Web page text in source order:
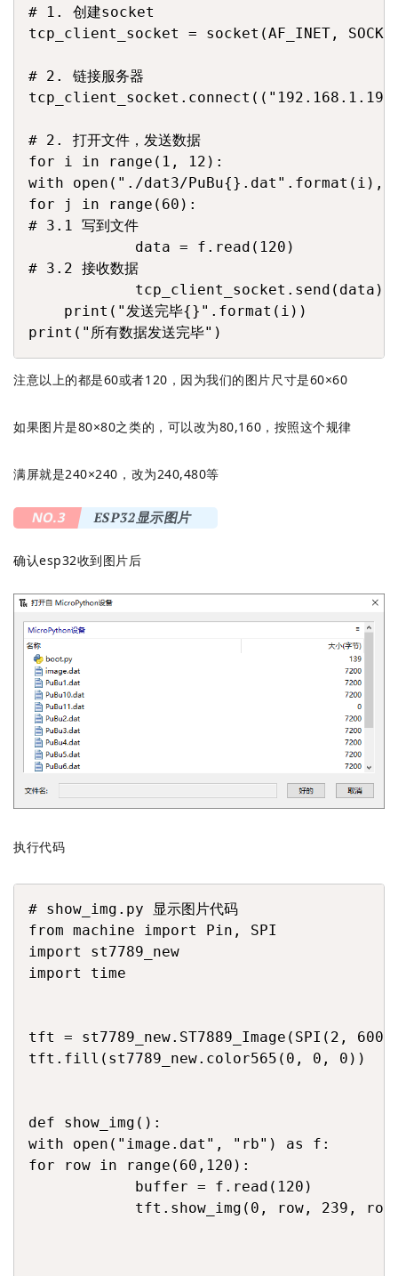
# 1. 创建socket
tcp_client_socket = socket(AF_INET,
# 2. 链接服务器
tcp_client_socket.connect(("192.168.1.192",
# 2. 打开文件，发送数据
for i in range(1, 12):
with open("./dat3/
for j in range(60):
# 3.1 写到文件
            data = f.read(120)
# 3.2 接收数据
tcp_client_socket.send(data)  #
    print("发送完毕{}".format(i))
print("所有数据发送完毕")
注意以上的都是60或者120，因为我们的图片尺寸是60×60
如果图片是80×80之类的，可以改为80,160，按照这个规律
满屏就是240×240，改为240,480等
NO.3 ESP32显示图片
确认esp32收到图片后
执行代码
# show_img.py 显示图片代码
from machine import Pin, SPI
import st7789_new
import time
tft = st7789_new.ST7889_Image(SPI(2,
tft.fill(st7789_new.color565(0, 0, 0))  # 背
def show_img():
with open("image.dat", "rb") as f:
for row in range(60,120):
            buffer = f.read(120)
tft.show_img(0, row, 239,